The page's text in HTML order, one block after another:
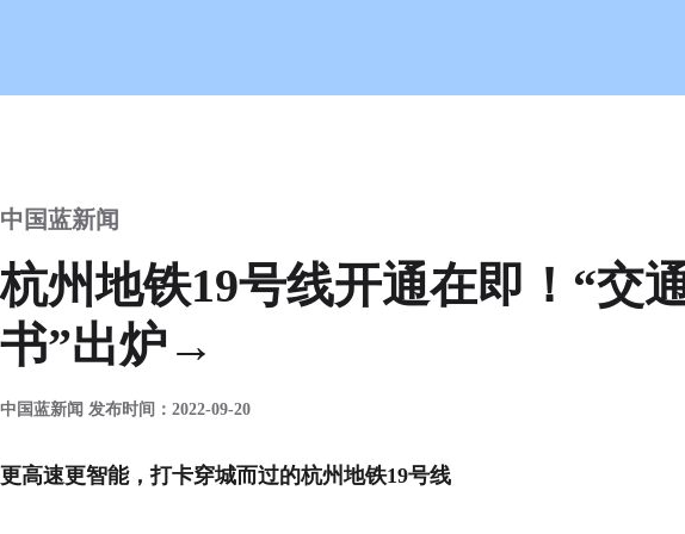
！“交通说明书”出炉→-j9旗舰厅
中国蓝新闻
杭州地铁19号线开通在即！“交
书”出炉→
中国蓝新闻 发布时间：2022-09-20
更高速更智能，打卡穿城而过的杭州地铁19号线